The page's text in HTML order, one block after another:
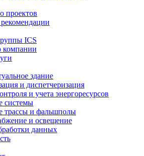
проектов
ICS
компании
здание
и диспетчеризация
и учета энергоресурсов
системы
трассы и фальшполы
и освещение
данных